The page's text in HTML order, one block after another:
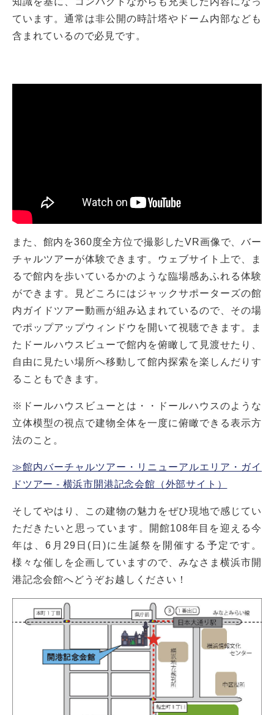
ています。通常は非公開の時計塔やドーム内部なども
含まれているので必見です。
また、館内を360度全方位で撮影したVR画像で、バー
チャルツアーが体験できます。ウェブサイト上で、ま
るで館内を歩いているかのような臨場感あふれる体験
ができます。見どころにはジャックサポーターズの館
内ガイドツアー動画が組み込まれているので、その場
でポップアップウィンドウを開いて視聴できます。ま
たドールハウスビューで館内を俯瞰して見渡せたり、
自由に見たい場所へ移動して館内探索を楽しんだりす
ることもできます。
※ドールハウスビューとは・・ドールハウスのような
立体模型の視点で建物全体を一度に俯瞰できる表示方
法のこと。
≫館内バーチャルツアー・リニューアルエリア・ガイ
ドツアー - 横浜市開港記念会館（外部サイト）
そしてやはり、この建物の魅力をぜひ現地で感じてい
ただきたいと思っています。開館108年目を迎える今
年は、6月29日(日)に生誕祭を開催する予定です。
様々な催しを企画していますので、みなさま横浜市開
港記念会館へどうぞお越しください！